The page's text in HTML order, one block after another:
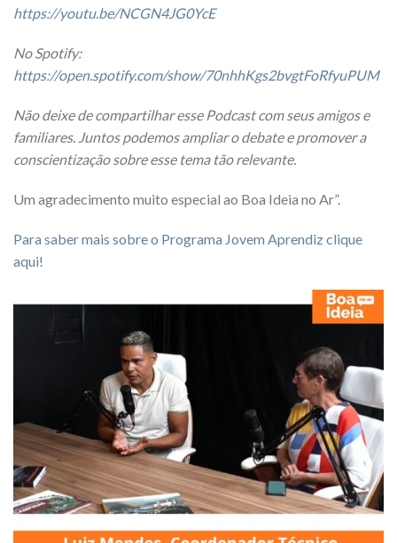
https://youtu.be/NCGN4JG0YcE
No Spotify:
https://open.spotify.com/show/70nhhKgs2bvgtFoRfyuPUM
Não deixe de compartilhar esse Podcast com seus amigos e
familiares. Juntos podemos ampliar o debate e promover a
conscientização sobre esse tema tão relevante.
Um agradecimento muito especial ao Boa Ideia no Ar”.
Para saber mais sobre o Programa Jovem Aprendiz clique
aqui!